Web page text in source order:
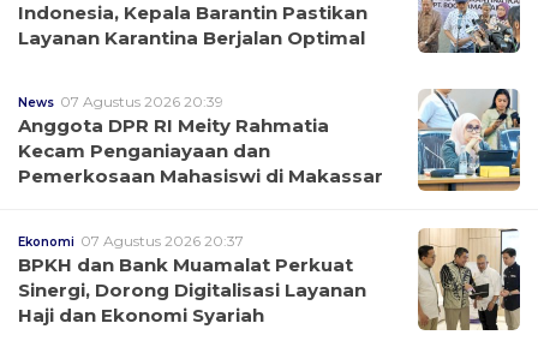
Indonesia, Kepala Barantin Pastikan
Layanan Karantina Berjalan Optimal
News 07 Agustus 2026 20:39
Anggota DPR RI Meity Rahmatia
Kecam Penganiayaan dan
Pemerkosaan Mahasiswi di Makassar
Ekonomi 07 Agustus 2026 20:37
BPKH dan Bank Muamalat Perkuat
Sinergi, Dorong Digitalisasi Layanan
Haji dan Ekonomi Syariah